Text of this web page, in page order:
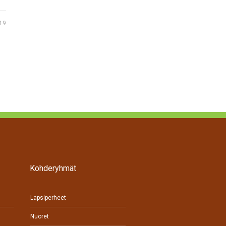
Kohderyhmät
Lapsiperheet
Nuoret